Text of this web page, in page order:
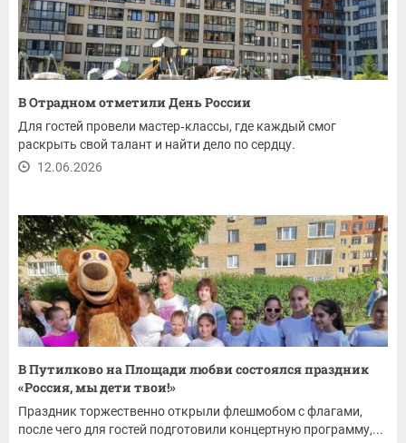
В Отрадном отметили День России
Для гостей провели мастер‑классы, где каждый смог
раскрыть свой талант и найти дело по сердцу.
12.06.2026
В Путилково на Площади любви состоялся праздник
«Россия, мы дети твои!»
Праздник торжественно открыли флешмобом с флагами,
после чего для гостей подготовили концертную программу,...